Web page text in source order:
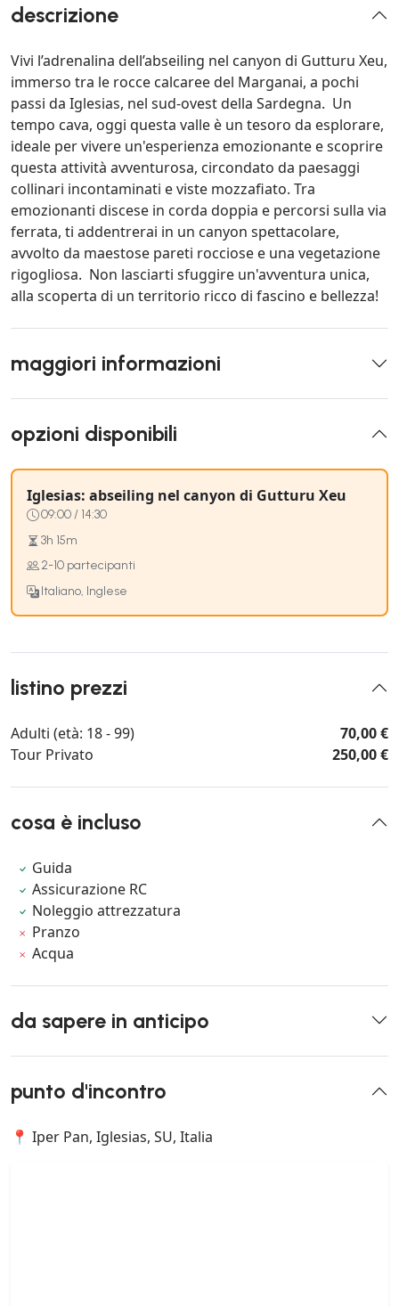
descrizione
Vivi l’adrenalina dell’abseiling nel canyon di Gutturu Xeu,
immerso tra le rocce calcaree del Marganai, a pochi
passi da Iglesias, nel sud-ovest della Sardegna. Un
tempo cava, oggi questa valle è un tesoro da esplorare,
ideale per vivere un'esperienza emozionante e scoprire
questa attività avventurosa, circondato da paesaggi
collinari incontaminati e viste mozzafiato. Tra
emozionanti discese in corda doppia e percorsi sulla via
ferrata, ti addentrerai in un canyon spettacolare,
avvolto da maestose pareti rocciose e una vegetazione
rigogliosa. Non lasciarti sfuggire un'avventura unica,
alla scoperta di un territorio ricco di fascino e bellezza!
maggiori informazioni
opzioni disponibili
Iglesias: abseiling nel canyon di Gutturu Xeu
09:00 / 14:30
3h 15m
2-10 partecipanti
Italiano, Inglese
listino prezzi
Adulti (età: 18 - 99)
70,00 €
Tour Privato
250,00 €
cosa è incluso
Guida
Assicurazione RC
Noleggio attrezzatura
Pranzo
Acqua
da sapere in anticipo
punto d'incontro
📍 Iper Pan, Iglesias, SU, Italia